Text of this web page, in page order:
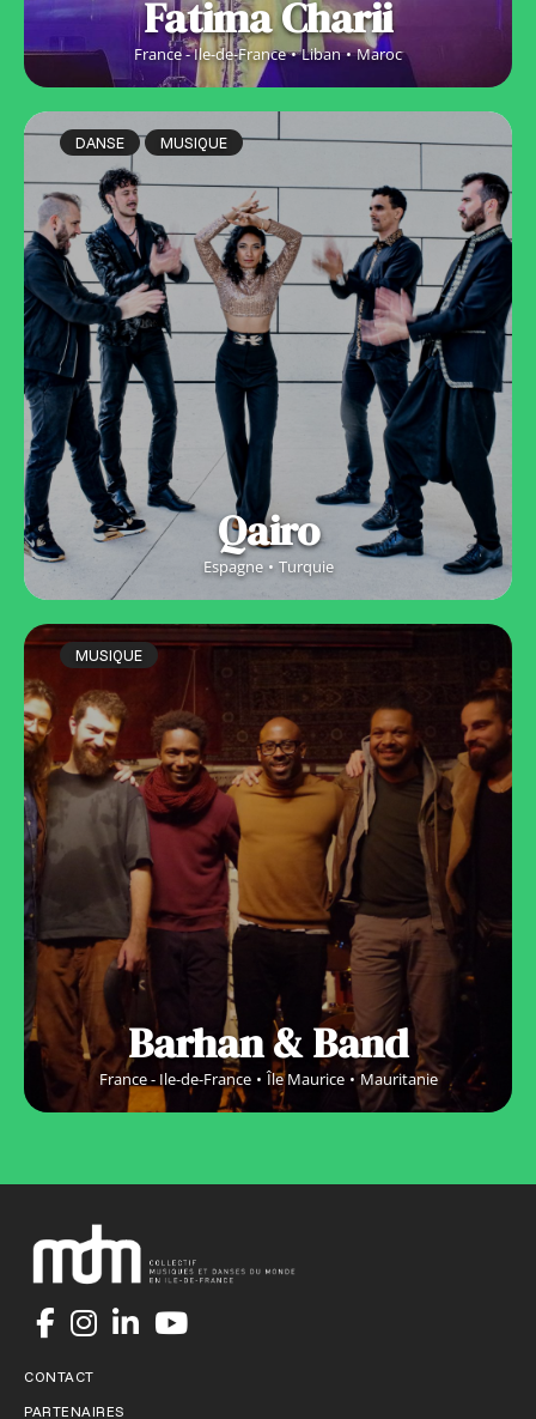
Fatima Charii
France - Ile-de-France Liban Maroc
DANSE MUSIQUE
Qairo
Espagne Turquie
MUSIQUE
Barhan & Band
France - Ile-de-France Île Maurice Mauritanie
CONTACT
PARTENAIRES